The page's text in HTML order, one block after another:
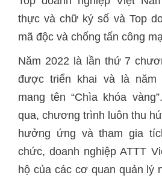
thực và chữ ký số và Top
mã độc và chống tấn công
Năm 2022 là lần thứ 7
được triển khai và là
mang tên “Chìa khóa
qua, chương trình luôn thu
hưởng ứng và tham gia
chức, doanh nghiệp ATTT
hộ của các cơ quan quản lý